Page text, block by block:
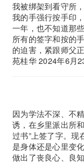
我被绑架到看守所
我的手强行按手印
一年，也不知道那
所有的签字和按的
的迫害，紧跟师父
苑桂华 2024年6月
因为学法不深、不
诱，在乡里派出所
过书”上签了字。
是身体还是心里变
做出了丧良心、良